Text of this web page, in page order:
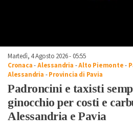
Martedì, 4 Agosto 2026 - 05:55
Cronaca-Alessandria -Alto Piemonte-
Alessandria -Provincia di Pavia
Padroncini e taxisti
ginocchio per costi e
Alessandria e Pavia